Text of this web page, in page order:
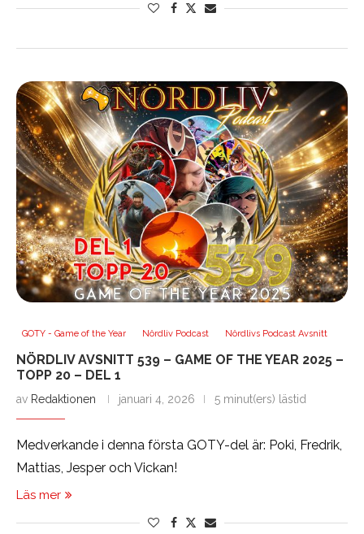
GOTY - Game of the Year Nördliv Podcast Nördlivs Podcast Avsnitt
NÖRDLIV AVSNITT 539 – GAME OF THE YEAR 2025 –
TOPP 20 – DEL 1
av Redaktionen januari 4, 2026 5 minut(ers) lästid
Medverkande i denna första GOTY-del är: Poki, Fredrik,
Mattias, Jesper och Vickan!
Läs mer